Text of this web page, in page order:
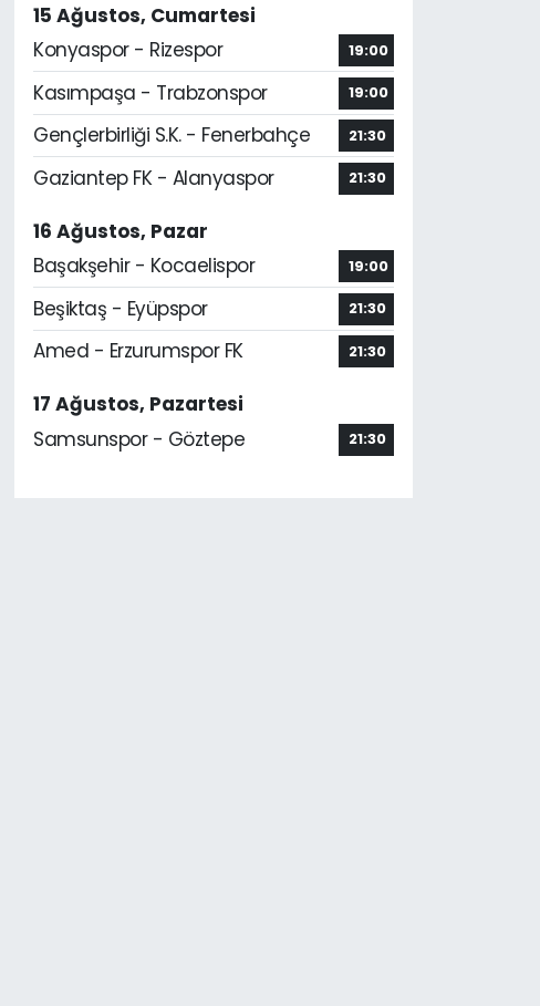
15 Ağustos, Cumartesi
Konyaspor - Rizespor
19:00
Kasımpaşa - Trabzonspor 19:00
Gençlerbirliği S.K. - Fenerbahçe 21:30
Gaziantep FK - Alanyaspor 21:30
16 Ağustos, Pazar
Başakşehir - Kocaelispor
19:00
Beşiktaş - Eyüpspor 21:30
Amed - Erzurumspor FK 21:30
17 Ağustos, Pazartesi
Samsunspor - Göztepe
21:30